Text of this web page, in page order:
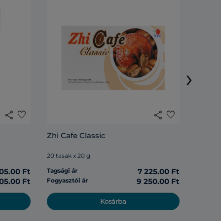
share favorite
Ft
Ft
share favorite
Zhi Cafe Classic
20 tasak x 20 g
Tagsági ár
7 225.00 Ft
Fogyasztói ár 9 250.00 Ft
Kosárba
›